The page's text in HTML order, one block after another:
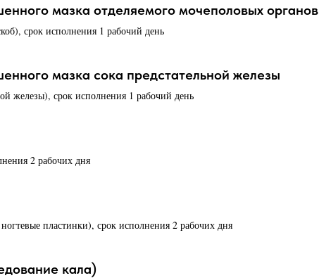
мазка отделяемого мочеполовых органов
срок исполнения 1 рабочий день
мазка сока предстательной железы
железы), срок исполнения 1 рабочий день
2 рабочих дня
пластинки), срок исполнения 2 рабочих дня
кала)